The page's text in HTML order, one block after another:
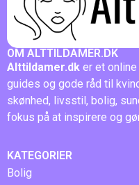
OM ALTTILDAMER.DK
Alttildamer.dk er et
guides og gode råd til
skønhed, livsstil, bolig,
fokus på at inspirere og
KATEGORIER
Bolig